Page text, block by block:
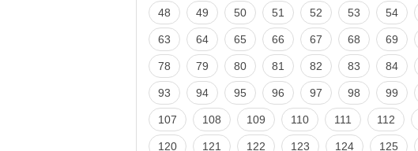
48 49 50 51 52 53 54
63 64 65 66 67 68 69
78 79 80 81 82 83 84
93 94 95 96 97 98 99
107 108 109 110 111 112
120 121 122 123 124 125